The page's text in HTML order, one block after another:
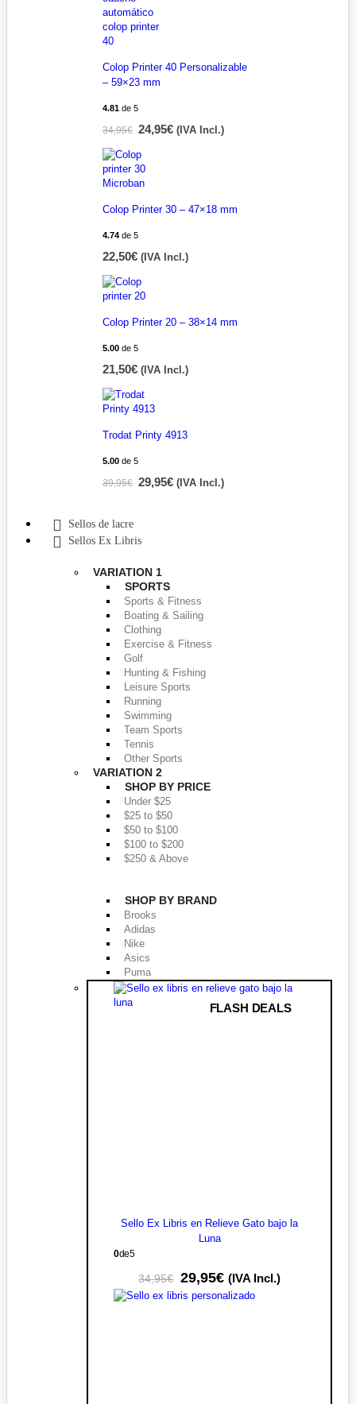
Colop Printer 40 Personalizable
– 59×23 mm
4.81 de 5
34,95€ 24,95€ (IVA Incl.)
Colop Printer 30 – 47×18 mm
4.74 de 5
22,50€ (IVA Incl.)
Colop Printer 20 – 38×14 mm
5.00 de 5
21,50€ (IVA Incl.)
Trodat Printy 4913
5.00 de 5
39,95€ 29,95€ (IVA Incl.)
Sellos de lacre
Sellos Ex Libris
VARIATION 1
SPORTS
Sports & Fitness
Boating & Sailing
Clothing
Exercise & Fitness
Golf
Hunting & Fishing
Leisure Sports
Running
Swimming
Team Sports
Tennis
Other Sports
VARIATION 2
SHOP BY PRICE
Under $25
$25 to $50
$50 to $100
$100 to $200
$250 & Above
SHOP BY BRAND
Brooks
Adidas
Nike
Asics
Puma
FLASH DEALS
Sello Ex Libris en Relieve Gato bajo la
Luna
0de 5
34,95€ 29,95€ (IVA Incl.)